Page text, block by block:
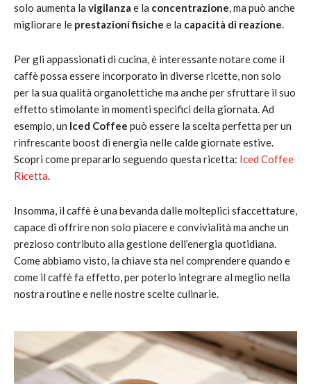
solo aumenta la vigilanza e la concentrazione, ma può anche
migliorare le prestazioni fisiche e la capacità di reazione.
Per gli appassionati di cucina, è interessante notare come il
caffè possa essere incorporato in diverse ricette, non solo
per la sua qualità organolettiche ma anche per sfruttare il suo
effetto stimolante in momenti specifici della giornata. Ad
esempio, un Iced Coffee può essere la scelta perfetta per un
rinfrescante boost di energia nelle calde giornate estive.
Scopri come prepararlo seguendo questa ricetta: Iced Coffee
Ricetta.
Insomma, il caffè è una bevanda dalle molteplici sfaccettature,
capace di offrire non solo piacere e convivialità ma anche un
prezioso contributo alla gestione dell’energia quotidiana.
Come abbiamo visto, la chiave sta nel comprendere quando e
come il caffè fa effetto, per poterlo integrare al meglio nella
nostra routine e nelle nostre scelte culinarie.